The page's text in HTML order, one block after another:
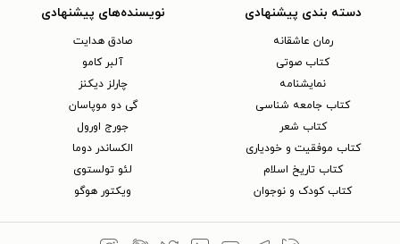
دسته بندی پیشنهادی
رمان عاشقانه
کتاب‌ صوتی
نمایشنامه
کتاب جامعه شناسی
کتاب شعر
کتاب موفقیت و خودیاری
کتاب تاریخ اسلام
کتاب کودک و نوجوان
نویسنده‌های پیشنهادی
صادق هدایت
آلبر کامو
چارلز دیکنز
گی دو موپاسان
جورج اورول
الکساندر دوما
لئو تولستوی
ویکتور هوگو